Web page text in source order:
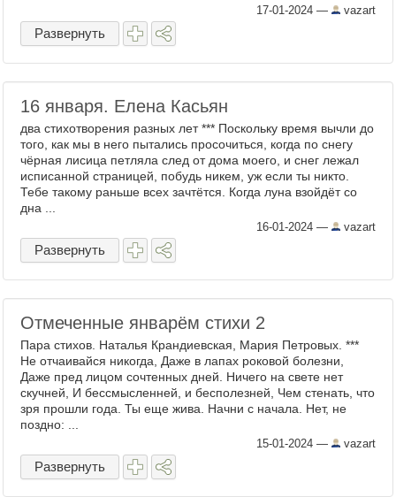
17-01-2024 — vazart
Развернуть
16 января. Елена Касьян
два стихотворения разных лет *** Поскольку время вычли до
того, как мы в него пытались просочиться, когда по снегу
чёрная лисица петляла след от дома моего, и снег лежал
исписанной страницей, побудь никем, уж если ты никто.
Тебе такому раньше всех зачтётся. Когда луна взойдёт со
дна ...
16-01-2024 — vazart
Развернуть
Отмеченные январём стихи 2
Пара стихов. Наталья Крандиевская, Мария Петровых. ***
Не отчаивайся никогда, Даже в лапах роковой болезни,
Даже пред лицом сочтенных дней. Ничего на свете нет
скучней, И бессмысленней, и бесполезней, Чем стенать, что
зря прошли года. Ты еще жива. Начни с начала. Нет, не
поздно: ...
15-01-2024 — vazart
Развернуть